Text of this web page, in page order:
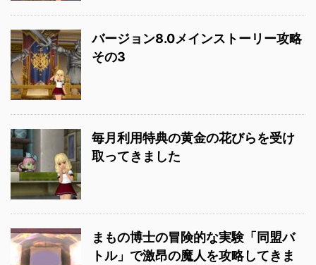
バージョン8.0メインストーリー攻略
その3
毎月利用特典の黄金の花びらを受け
取ってきました
まもの博士の冒険的な実験「同盟バ
トル」で激昂の魔人を攻略してきま